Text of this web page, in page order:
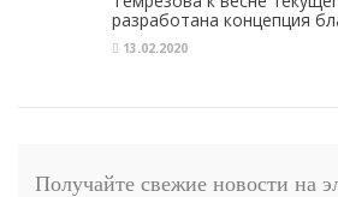
разработана концепция
территории озера Кара-
13.02.2020
Получайте свежие новости на